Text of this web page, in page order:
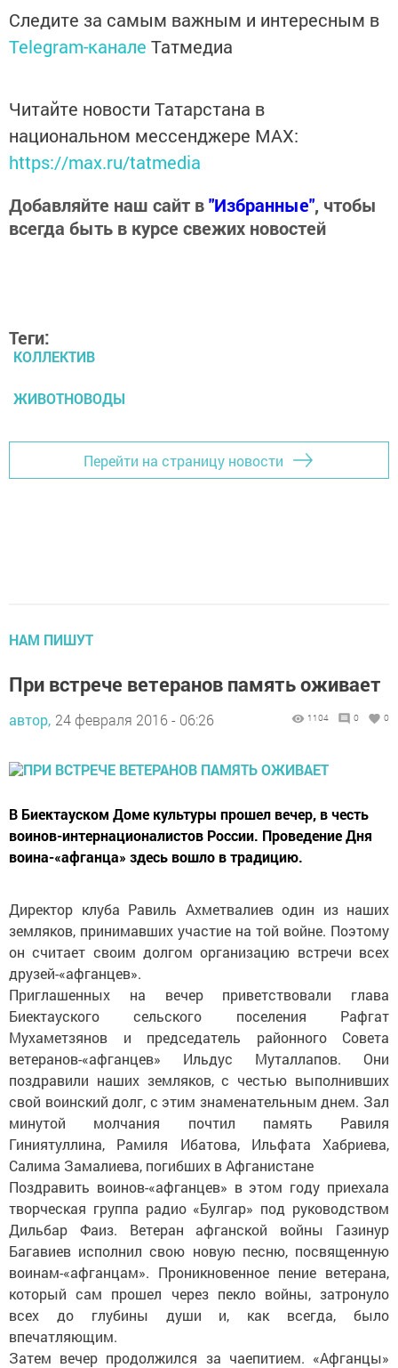
Следите за самым важным и интересным в
Telegram-канале Татмедиа
Читайте новости Татарстана в
национальном мессенджере MАХ:
https://max.ru/tatmedia
Добавляйте наш сайт в"Избранные", чтобы
всегда быть в курсе свежих новостей
Теги:
КОЛЛЕКТИВ
ЖИВОТНОВОДЫ
Перейти на страницу новости
НАМ ПИШУТ
При встрече ветеранов память оживает
автор, 24 февраля 2016 - 06:26 1104 0 0
В Биектауском Доме культуры прошел вечер, в честь
воинов-интернационалистов России. Проведение Дня
воина-«афганца» здесь вошло в традицию.
Директор клуба Равиль Ахметвалиев один из наших
земляков, принимавших участие на той войне. Поэтому
он считает своим долгом организацию встречи всех
друзей-«афганцев».
Приглашенных на вечер приветствовали глава
Биектауского сельского поселения Рафгат
Мухаметзянов и председатель районного Совета
ветеранов-«афганцев» Ильдус Муталлапов. Они
поздравили наших земляков, с честью выполнивших
свой воинский долг, с этим знаменательным днем. Зал
минутой молчания почтил память Равиля
Гиниятуллина, Рамиля Ибатова, Ильфата Хабриева,
Салима Замалиева, погибших в Афганистане
Поздравить воинов-«афганцев» в этом году приехала
творческая группа радио «Булгар» под руководством
Дильбар Фаиз. Ветеран афганской войны Газинур
Багавиев исполнил свою новую песню, посвященную
воинам-«афганцам». Проникновенное пение ветерана,
который сам прошел через пекло войны, затронуло
всех до глубины души и, как всегда, было
впечатляющим.
Затем вечер продолжился за чаепитием. «Афганцы»